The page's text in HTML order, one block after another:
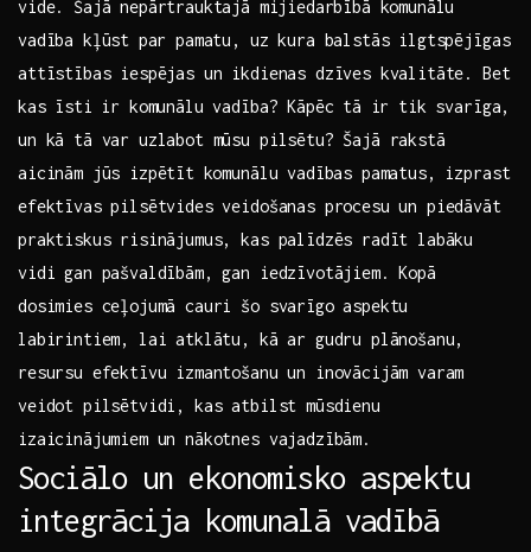
vide. Šajā nepārtrauktajā⁢ mijiedarbībā komunālu
vadība kļūst ⁢par pamatu, uz kura balstās ilgtspējīgas
attīstības iespējas un ikdienas dzīves kvalitāte. Bet
⁣kas īsti ir komunālu vadība? Kāpēc ⁣tā ir tik svarīga,
un​ kā tā var‌ uzlabot mūsu pilsētu? Šajā rakstā
aicinām‍ jūs izpētīt⁢ komunālu vadības pamatus, izprast
efektīvas pilsētvides veidošanas procesu un piedāvāt
praktiskus risinājumus, kas palīdzēs radīt​ labāku
vidi gan pašvaldībām, gan iedzīvotājiem. Kopā
dosimies ceļojumā cauri šo svarīgo aspektu
labirintiem, lai atklātu, kā ar gudru plānošanu,
resursu efektīvu izmantošanu un inovācijām varam
veidot pilsētvidi, kas atbilst mūsdienu
izaicinājumiem un nākotnes vajadzībām.
Sociālo un ekonomisko aspektu
integrācija komunalā vadībā